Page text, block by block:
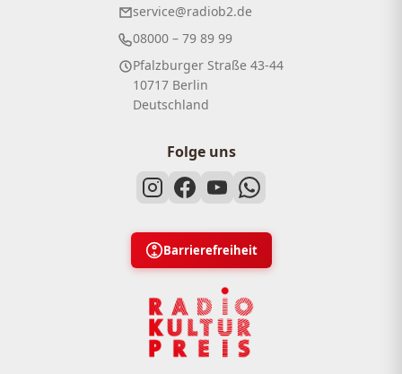
service@radiob2.de
08000 – 79 89 99
Pfalzburger Straße 43-44
10717 Berlin
Deutschland
Folge uns
Barrierefreiheit